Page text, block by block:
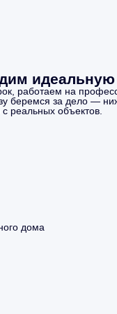
идеальную
работаем на
беремся за дело —
реальных объектов.
дома